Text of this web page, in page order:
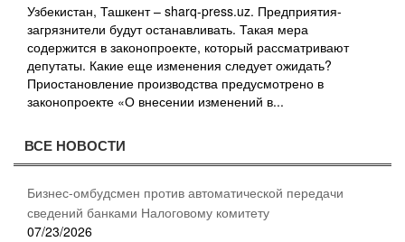
Узбекистан, Ташкент – sharq-press.uz. Предприятия-
загрязнители будут останавливать. Такая мера
содержится в законопроекте, который рассматривают
депутаты. Какие еще изменения следует ожидать?
Приостановление производства предусмотрено в
законопроекте «О внесении изменений в...
ВСЕ НОВОСТИ
Бизнес-омбудсмен против автоматической передачи
сведений банками Налоговому комитету
07/23/2026